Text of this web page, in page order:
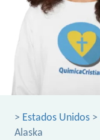
> Estados Unidos >
Alaska